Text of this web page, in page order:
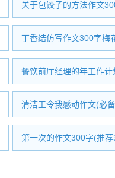
关于包饺子的方法作文
丁香结仿写作文300字梅
餐饮前厅经理的年工作计
清洁工令我感动作文(必
第一次的作文300字(推荐